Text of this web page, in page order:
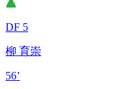
DF 5
柳 育崇
56’